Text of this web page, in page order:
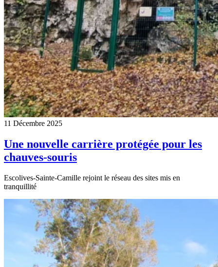
11 Décembre 2025
Une nouvelle carrière protégée pour les
chauves-souris
Escolives-Sainte-Camille rejoint le réseau des sites mis en
tranquillité